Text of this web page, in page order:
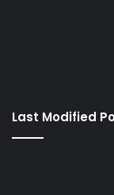
Last Modified